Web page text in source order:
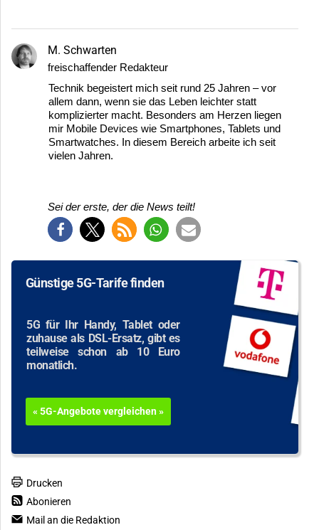
M. Schwarten
freischaffender Redakteur
Technik begeistert mich seit rund 25 Jahren – vor
allem dann, wenn sie das Leben leichter statt
komplizierter macht. Besonders am Herzen liegen
mir Mobile Devices wie Smartphones, Tablets und
Smartwatches. In diesem Bereich arbeite ich seit
vielen Jahren.
Sei der erste, der die News teilt!
Günstige 5G-Tarife finden
5G für Ihr Handy, Tablet oder
zuhause als DSL-Ersatz, gibt es
teilweise schon ab 10 Euro
monatlich.
« 5G-Angebote vergleichen »
Drucken
Abonieren
Mail an die Redaktion